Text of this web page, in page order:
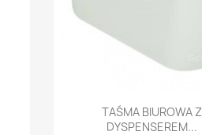
Szybki podgląd
TAŚMA BIUROWA Z
DYSPENSEREM...